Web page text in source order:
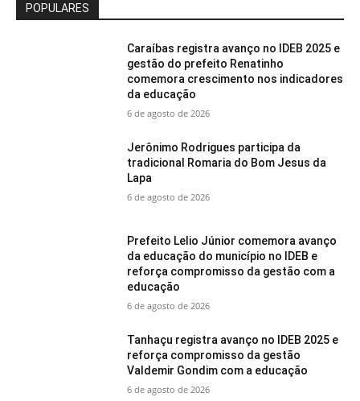
POPULARES
Caraíbas registra avanço no IDEB 2025 e
gestão do prefeito Renatinho
comemora crescimento nos indicadores
da educação
6 de agosto de 2026
Jerônimo Rodrigues participa da
tradicional Romaria do Bom Jesus da
Lapa
6 de agosto de 2026
Prefeito Lelio Júnior comemora avanço
da educação do município no IDEB e
reforça compromisso da gestão com a
educação
6 de agosto de 2026
Tanhaçu registra avanço no IDEB 2025 e
reforça compromisso da gestão
Valdemir Gondim com a educação
6 de agosto de 2026